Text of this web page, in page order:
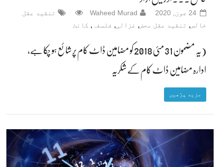
24 جون, 2020 Waheed Murad
تنقید عقل
خالص, تنقید عقل محض, غزالی, فلسفہ , کانٹ
(یہ مضمون 31 مئی 2018 کو مضامین ڈاٹ کام پر شائع ہو چکا ہے،
ادارہ مضامین ڈاٹ کام کے شکریہ
مزید پڑھیں